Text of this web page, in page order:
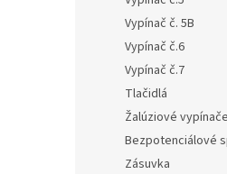
Vypínač č. 5B
Vypínač č.6
Vypínač č.7
Tlačidlá
Žalúziové vypínače
Bezpotenciálové
Zásuvka